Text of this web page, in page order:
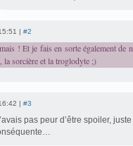
| #2
! Et je fais en sorte également de
la sorcière et la troglodyte ;)
| #3
pas peur d’être spoiler,